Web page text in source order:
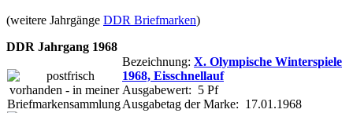
(weitere Jahrgänge DDR Briefmarken)
DDR Jahrgang 1968
Bezeichnung: X. Olympische Winterspiele
1968, Eisschnellauf
Ausgabewert: 5 Pf
Ausgabetag der Marke: 17.01.1968